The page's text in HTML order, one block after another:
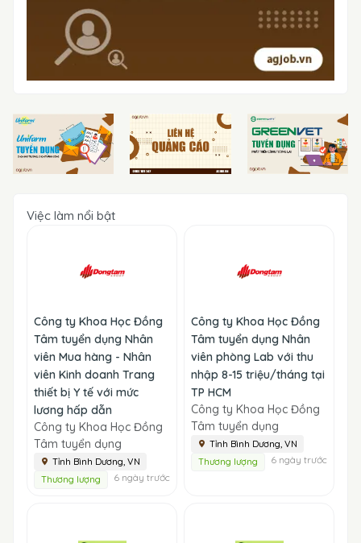
Việc làm nổi bật
Công ty Khoa Học Đồng
Tâm tuyển dụng Nhân
viên Mua hàng - Nhân
viên Kinh doanh Trang
thiết bị Y tế với mức
lương hấp dẫn
Công ty Khoa Học Đồng
Tâm tuyển dụng
Tỉnh Bình Dương, VN
Thương lượng
6 ngày trước
Công ty Khoa Học Đồng
Tâm tuyển dụng Nhân
viên phòng Lab với thu
nhập 8-15 triệu/tháng tại
TP HCM
Công ty Khoa Học Đồng
Tâm tuyển dụng
Tỉnh Bình Dương, VN
Thương lượng
6 ngày trước